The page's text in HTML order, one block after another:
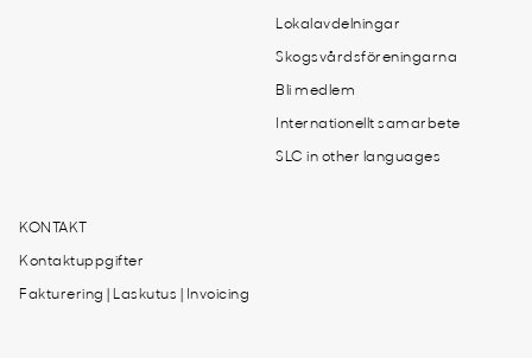
Lokalavdelningar
Skogsvårdsföreningarna
Bli medlem
Internationellt samarbete
SLC in other languages
KONTAKT
Kontaktuppgifter
Fakturering | Laskutus | Invoicing